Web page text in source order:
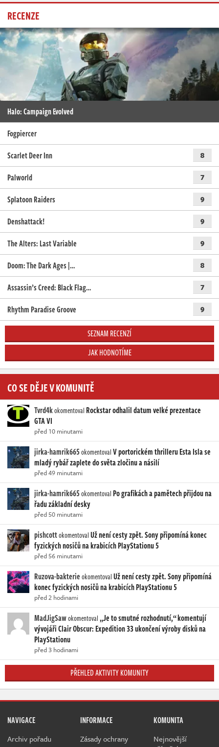
RECENZE
Halo: Campaign Evolved
Fogpiercer
Scarlet Deer Inn
8
Palworld 7
Splatoon Raiders 9
Denshattack! 9
The Alters: Last Variable 9
Doom: The Dark Ages |… 8
Assassin’s Creed: Black Flag… 7
Rhythm Paradise Groove 9
SEZNAM RECENZÍ
JAK HODNOTÍME
CO SE DĚJE V KOMUNITĚ
Tvrd4kokomentoval Rockstar odhalil datum velké prezentace
GTA VI
před 10 minutami
jirka-hamrik665okomentovalV portorickém thrilleru Esta Isla se
mladý rybář zaplete do světa zločinu a násilí
před 49 minutami
jirka-hamrik665okomentoval Po grafikách a pamětech přijdou na
řadu základní desky
před 50 minutami
pishcottokomentovalUž není cesty zpět. Sony připomíná konec
fyzických nosičů na krabicích PlayStationu 5
před 56 minutami
Ruzova-bakterieokomentovalUž není cesty zpět. Sony připomíná
konec fyzických nosičů na krabicích PlayStationu 5
před 2 hodinami
MadJigSawokomentoval„Je to smutné rozhodnutí,“ komentují
vývojáři Clair Obscur: Expedition 33 ukončení výroby disků na
PlayStationu
před 3 hodinami
PŘEHLED AKTIVITY KOMUNITY
NAVIGACE
Archiv pořadu
INFORMACE
Zásady ochrany
KOMUNITA
Nejnovější